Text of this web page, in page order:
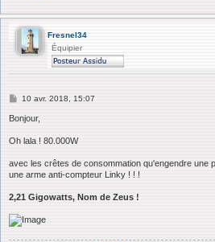
e
Fresnel34
Équipier
M
s
g
10 avr. 2018, 15:07
Bonjour,
Oh lala ! 80.000W
avec les crêtes de consommation qu'engendre une
une arme anti-compteur Linky ! ! !
2,21 Gigowatts, Nom de Zeus !